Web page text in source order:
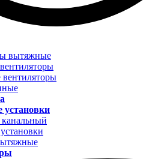
вытяжные
установки